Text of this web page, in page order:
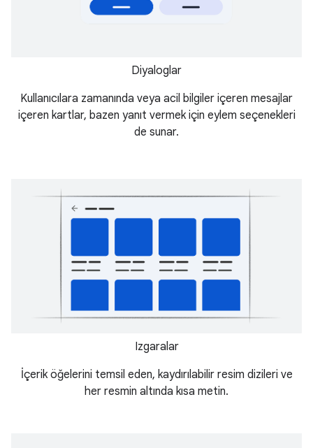
Diyaloglar
Kullanıcılara zamanında veya acil bilgiler içeren mesajlar
içeren kartlar, bazen yanıt vermek için eylem seçenekleri
de sunar.
Izgaralar
İçerik öğelerini temsil eden, kaydırılabilir resim dizileri ve
her resmin altında kısa metin.